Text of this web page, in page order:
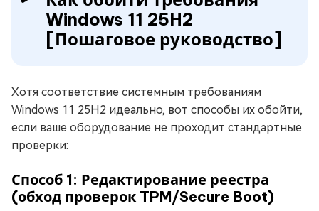
Windows 11 25H2
[Пошаговое руководство]
Хотя соответствие системным требованиям
Windows 11 25H2 идеально, вот способы их обойти,
если ваше оборудование не проходит стандартные
проверки:
Способ 1: Редактирование реестра
(обход проверок TPM/Secure Boot)